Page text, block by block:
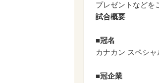
プレゼントなどを
試合概要
■冠名
カナカン スペシャ
■冠企業